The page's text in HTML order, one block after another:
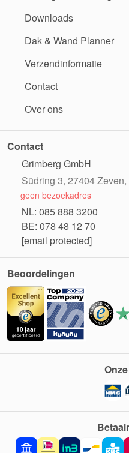
Downloads
Dak & Wand Planner
Verzendinformatie
Contact
Over ons
Contact
Grimberg GmbH
Südring 3, 27404
geen bezoekadres
NL: 085 888 3200
BE: 078 48 12 70
[email protected]
Beoordelingen